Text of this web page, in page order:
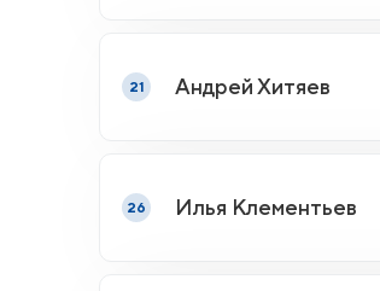
21 Андрей Хитяев
26 Илья Клементьев